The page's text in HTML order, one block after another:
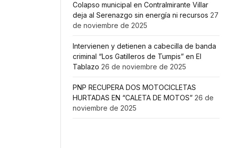
Colapso municipal en Contralmirante Villar
deja al Serenazgo sin energía ni recursos 27
de noviembre de 2025
Intervienen y detienen a cabecilla de banda
criminal “Los Gatilleros de Tumpis” en El
Tablazo 26 de noviembre de 2025
PNP RECUPERA DOS MOTOCICLETAS
HURTADAS EN “CALETA DE MOTOS” 26 de
noviembre de 2025